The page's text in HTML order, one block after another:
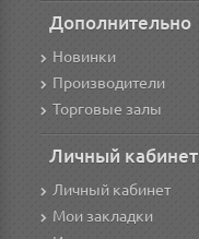
Дополнительно
Новинки
Производители
Торговые залы
Личный кабинет
Личный кабинет
Мои закладки